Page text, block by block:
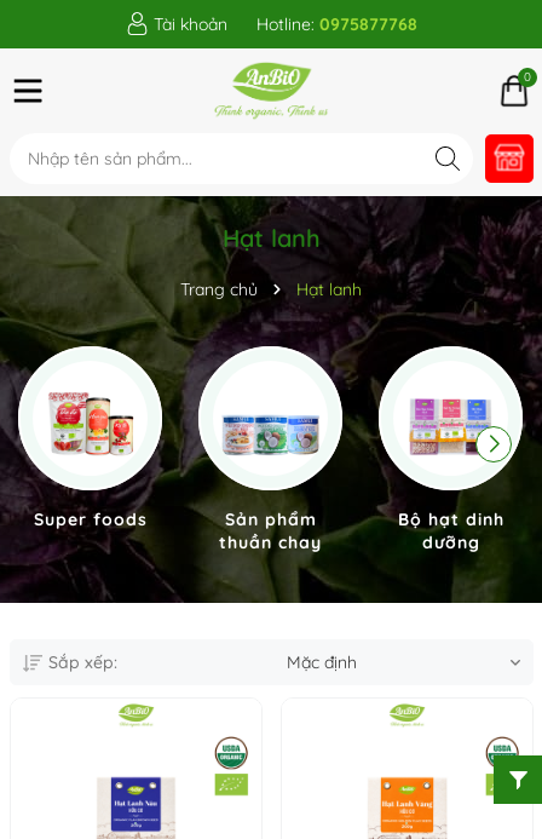
Tài khoản Hotline: 0975877768
0
Hạt lanh
Trang chủ Hạt lanh
Super foods
Sản phẩm
thuần chay
Bộ hạt dinh
dưỡng
Sắp xếp: Mặc định